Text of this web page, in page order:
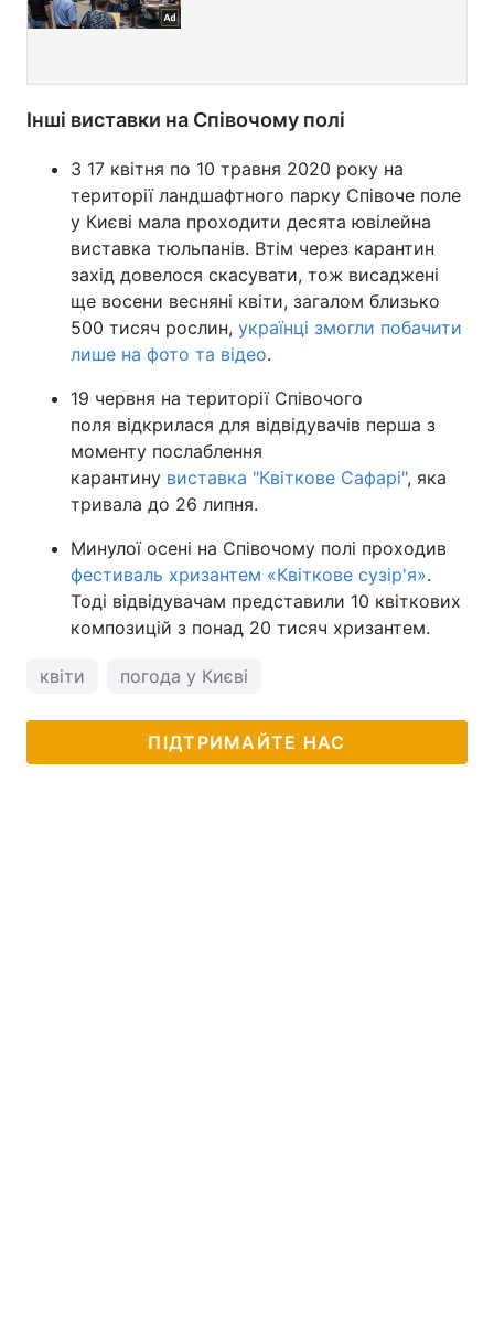
Інші виставки на Співочому полі
З 17 квітня по 10 травня 2020 року на
території ландшафтного парку Співоче поле
у Києві мала проходити десята ювілейна
виставка тюльпанів. Втім через карантин
захід довелося скасувати, тож висаджені
ще восени весняні квіти, загалом близько
500 тисяч рослин, українці змогли побачити
лише на фото та відео.
19 червня на території Співочого
поля відкрилася для відвідувачів перша з
моменту послаблення
карантину виставка "Квіткове Сафарі", яка
тривала до 26 липня.
Минулої осені на Співочому полі проходив
фестиваль хризантем «Квіткове сузір'я».
Тоді відвідувачам представили 10 квіткових
композицій з понад 20 тисяч хризантем.
квіти погода у Києві
ПІДТРИМАЙТЕ НАС